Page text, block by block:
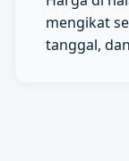
mengikat
tanggal,